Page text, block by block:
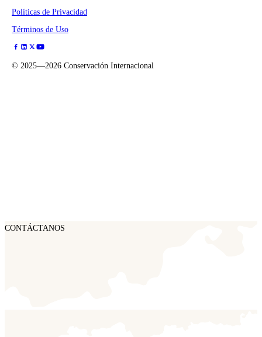
Políticas de Privacidad
Términos de Uso
© 2025—2026 Conservación Internacional
CONTÁCTANOS